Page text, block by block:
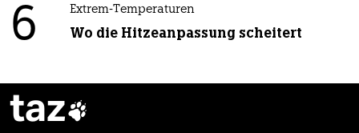
6 Extrem-Temperaturen
Wo die Hitzeanpassung scheitert
taz